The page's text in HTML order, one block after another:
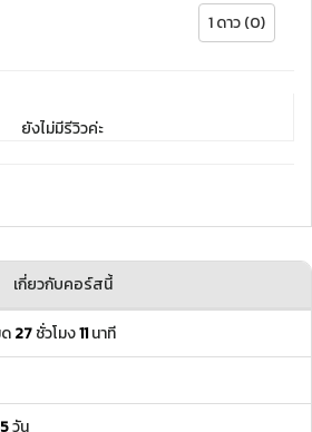
1 ดาว (0)
ยังไม่มีรีวิวค่ะ
เกี่ยวกับคอร์สนี้
27ชั่วโมง11นาที
วัน